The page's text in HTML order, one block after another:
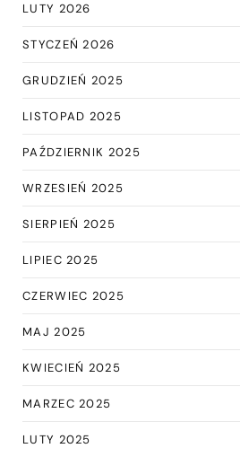
LUTY 2026
STYCZEŃ 2026
GRUDZIEŃ 2025
LISTOPAD 2025
PAŹDZIERNIK 2025
WRZESIEŃ 2025
SIERPIEŃ 2025
LIPIEC 2025
CZERWIEC 2025
MAJ 2025
KWIECIEŃ 2025
MARZEC 2025
LUTY 2025